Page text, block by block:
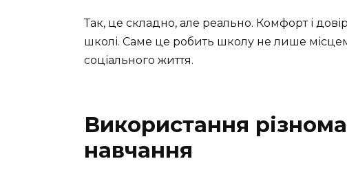
Так, це складно, але реально. Комфорт і
школі. Саме це робить школу не лише
соціального життя.
Використання
навчання